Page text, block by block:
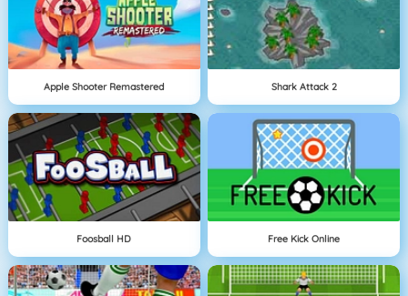
Apple Shooter Remastered Shark Attack 2
Foosball HD Free Kick Online